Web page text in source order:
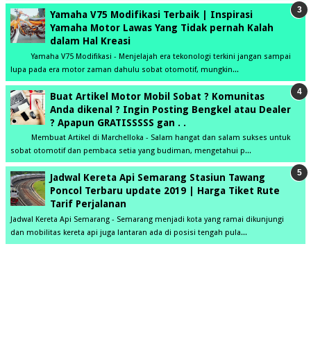
Yamaha V75 Modifikasi Terbaik | Inspirasi
Yamaha Motor Lawas Yang Tidak pernah Kalah
dalam Hal Kreasi
Yamaha V75 Modifikasi - Menjelajah era tekonologi terkini jangan sampai
lupa pada era motor zaman dahulu sobat otomotif, mungkin...
Buat Artikel Motor Mobil Sobat ? Komunitas
Anda dikenal ? Ingin Posting Bengkel atau Dealer
? Apapun GRATISSSSS gan . .
Membuat Artikel di Marchelloka - Salam hangat dan salam sukses untuk
sobat otomotif dan pembaca setia yang budiman, mengetahui p...
Jadwal Kereta Api Semarang Stasiun Tawang
Poncol Terbaru update 2019 | Harga Tiket Rute
Tarif Perjalanan
Jadwal Kereta Api Semarang - Semarang menjadi kota yang ramai dikunjungi
dan mobilitas kereta api juga lantaran ada di posisi tengah pula...